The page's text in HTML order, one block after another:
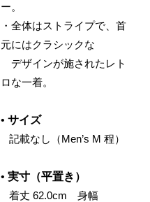
ー。
・全体はストライプで、首
元にはクラシックな
デザインが施されたレト
ロな一着。
• サイズ
‌ 記載なし（Men’s M 程）
• 実寸（平置き）
‌ 着丈 62.0cm 身幅